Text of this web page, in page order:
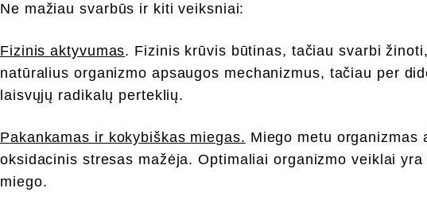
Ne mažiau svarbūs ir kiti veiksniai:
Fizinis aktyvumas. Fizinis krūvis būtinas, tačiau svarbi
natūralius organizmo apsaugos mechanizmus, tačiau per
laisvųjų radikalų perteklių.
Pakankamas ir kokybiškas miegas. Miego metu organizmas
oksidacinis stresas mažėja. Optimaliai organizmo veiklai
miego.